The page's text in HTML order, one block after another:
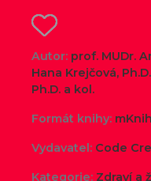
Autor: prof. MUDr.
Hana Krejčová,
Ph.D. a kol.
Formát knihy:
Vydavatel: Code
Kategorie: Zdraví a